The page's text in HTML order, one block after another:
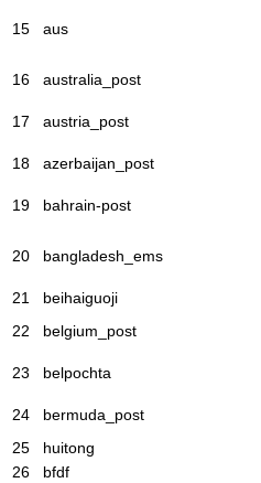
15 aus
16
australia_post
17
austria_post
18
azerbaijan_post
19
bahrain-post
20 bangladesh_ems
21
beihaiguoji
22
belgium_post
23
belpochta
24
bermuda_post
25
huitong
26
bfdf